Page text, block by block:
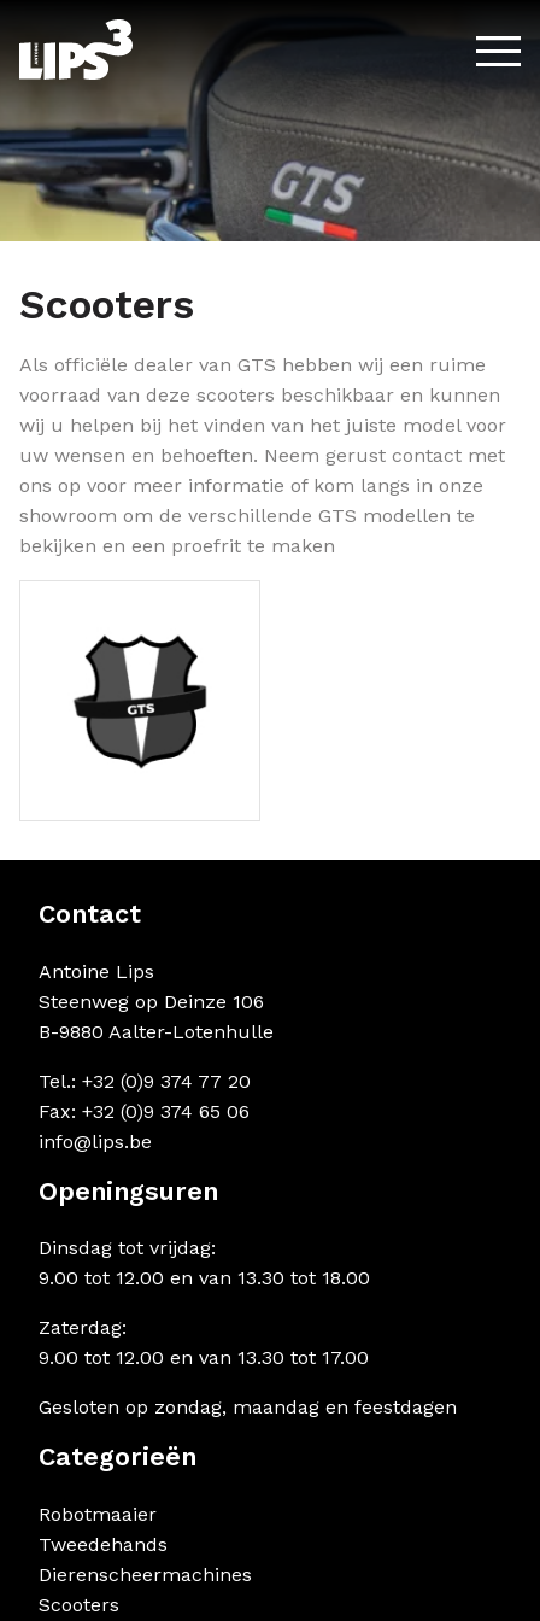
Spring naar de inhoud
Scooters
Als officiële dealer van GTS hebben wij een ruime
voorraad van deze scooters beschikbaar en kunnen
wij u helpen bij het vinden van het juiste model voor
uw wensen en behoeften. Neem gerust contact met
ons op voor meer informatie of kom langs in onze
showroom om de verschillende GTS modellen te
bekijken en een proefrit te maken
Contact
Antoine Lips
Steenweg op Deinze 106
B-9880 Aalter-Lotenhulle
Tel.: +32 (0)9 374 77 20
Fax: +32 (0)9 374 65 06
info@lips.be
Openingsuren
Dinsdag tot vrijdag:
9.00 tot 12.00 en van 13.30 tot 18.00
Zaterdag:
9.00 tot 12.00 en van 13.30 tot 17.00
Gesloten op zondag, maandag en feestdagen
Categorieën
Robotmaaier
Tweedehands
Dierenscheermachines
Scooters